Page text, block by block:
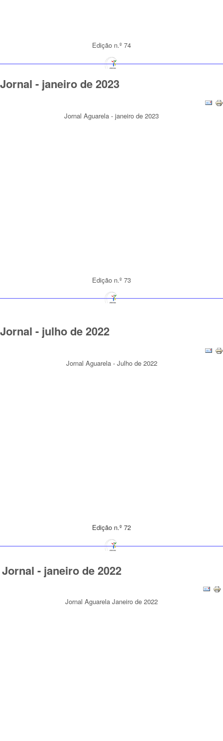
Edição n.º 74
Jornal - janeiro de 2023
Jornal Aguarela - janeiro de 2023
Edição n.º 73
Jornal - julho de 2022
Jornal Aguarela - Julho de 2022
Edição n.º 72
Jornal - janeiro de 2022
Jornal Aguarela Janeiro de 2022